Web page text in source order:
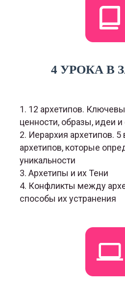
4 УРОКА В
1. 12 архетипов.
ценности, образы, идеи
2. Иерархия архетипов.
архетипов, которые
уникальности
3. Архетипы и их Тени
4. Конфликты между
способы их устранения